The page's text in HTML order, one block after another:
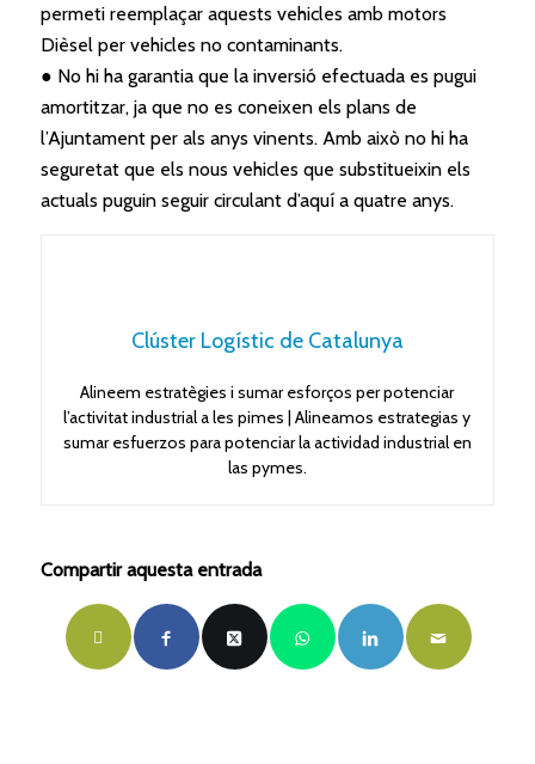
permeti reemplaçar aquests vehicles amb motors
Dièsel per vehicles no contaminants.
● No hi ha garantia que la inversió efectuada es pugui
amortitzar, ja que no es coneixen els plans de
l’Ajuntament per als anys vinents. Amb això no hi ha
seguretat que els nous vehicles que substitueixin els
actuals puguin seguir circulant d’aquí a quatre anys.
Clúster Logístic de Catalunya
Alineem estratègies i sumar esforços per potenciar
l’activitat industrial a les pimes | Alineamos estrategias y
sumar esfuerzos para potenciar la actividad industrial en
las pymes.
Compartir aquesta entrada